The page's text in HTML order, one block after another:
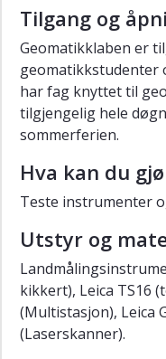
næringslivet
Tilgang og
Geomatikklaben er
geomatikkstudenter
har fag knyttet til
tilgjengelig hele
sommerferien.
Hva kan du
Teste instrumenter
Utstyr og
kikkert), Leica TS16
(Multistasjon), Leica
(Laserskanner).